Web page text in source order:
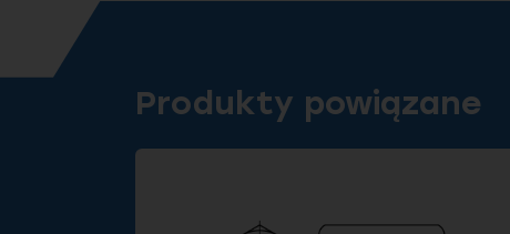
Produkty powiązane